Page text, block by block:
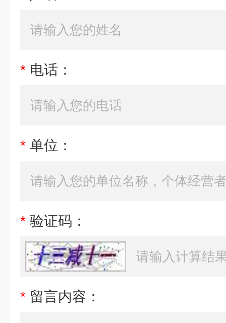
* 电话：
* 单位：
* 验证码：
* 留言内容：